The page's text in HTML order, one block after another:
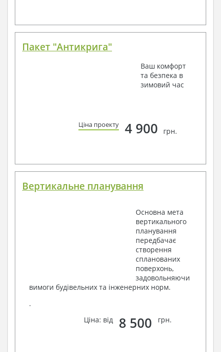
Пакет "Антикрига"
Ваш комфорт
та безпека в
зимовий час
Ціна проекту 4 900 грн.
Вертикальне планування
Основна мета
вертикального
планування
передбачає
створення
спланованих
поверхонь,
задовольняючи
вимоги будівельних та інженерних норм.
.
Ціна: від
8 500 грн.